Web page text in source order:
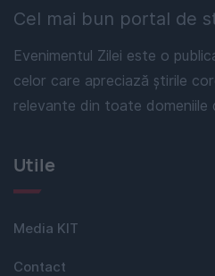
Cel mai bun portal de
Evenimentul Zilei este o
celor care apreciază știrile
relevante din toate
Utile
Media KIT
Contact